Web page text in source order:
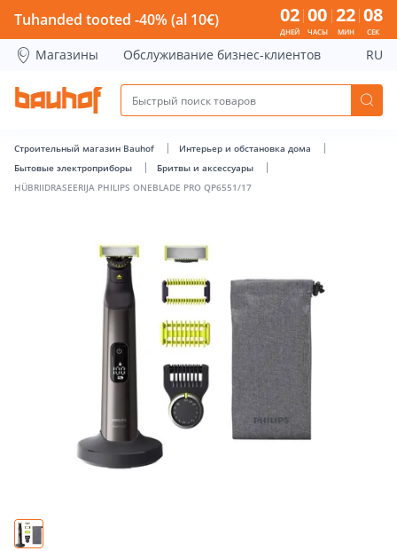
HÜBRIIDRASEERIJA PHILIPS ONEBLADE PRO QP6551/17 -
Tuhanded tooted -40% (al 10€) 02
ДНЕЙ
00
ЧАСЫ
22
МИН
07
СЕК
Магазины Обслуживание бизнес-клиентов RU
Строительный магазин Bauhof
Интерьер и обстановка дома
Бытовые электроприборы
Бритвы и аксессуары
HÜBRIIDRASEERIJA PHILIPS ONEBLADE PRO QP6551/17